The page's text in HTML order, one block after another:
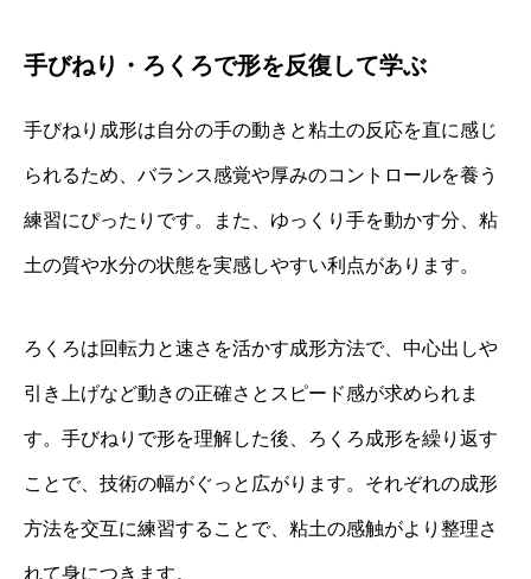
手びねり・ろくろで形を反復して学ぶ
手びねり成形は自分の手の動きと粘土の反応を直に感じ
られるため、バランス感覚や厚みのコントロールを養う
練習にぴったりです。また、ゆっくり手を動かす分、粘
土の質や水分の状態を実感しやすい利点があります。
ろくろは回転力と速さを活かす成形方法で、中心出しや
引き上げなど動きの正確さとスピード感が求められま
す。手びねりで形を理解した後、ろくろ成形を繰り返す
ことで、技術の幅がぐっと広がります。それぞれの成形
方法を交互に練習することで、粘土の感触がより整理さ
れて身につきます。